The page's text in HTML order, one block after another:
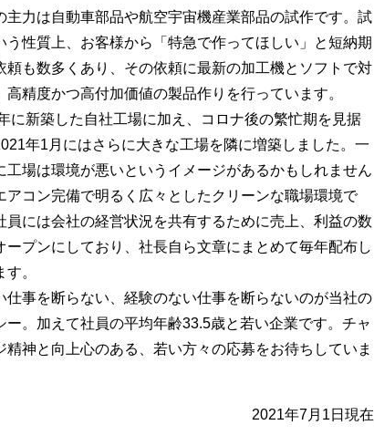
主力は自動車部品や航空宇宙機産業部品の試作です。試
う性質上、お客様から「特急で作ってほしい」と短納期
頼も数多くあり、その依頼に最新の加工機とソフトで対
高精度かつ高付加価値の製品作りを行っています。
に新築した自社工場に加え、コロナ後の繁忙期を見据
年1月にはさらに大きな工場を隣に増築しました。一
工場は環境が悪いというイメージがあるかもしれません
アコン完備で明るく広々としたクリーンな職場環境で
員には会社の経営状況を共有するために売上、利益の数
ープンにしており、社長自ら文章にまとめて毎年配布し
。
仕事を断らない、経験のない仕事を断らないのが当社の
ー。加えて社員の平均年齢33.5歳と若い企業です。チャ
精神と向上心のある、若い方々の応募をお待ちしていま
2021年7月1日現在